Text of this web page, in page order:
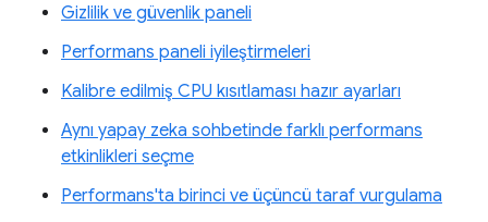
Gizlilik ve güvenlik paneli
Performans paneli iyileştirmeleri
Kalibre edilmiş CPU kısıtlaması hazır ayarları
Aynı yapay zeka sohbetinde farklı performans
etkinlikleri seçme
Performans'ta birinci ve üçüncü taraf vurgulama